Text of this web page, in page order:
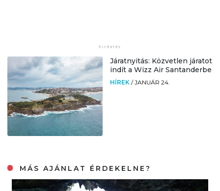
Járatnyitás: Közvetlen járatot
indít a Wizz Air Santanderbe
HÍREK /JANUÁR 24.
MÁS AJÁNLAT ÉRDEKELNE?